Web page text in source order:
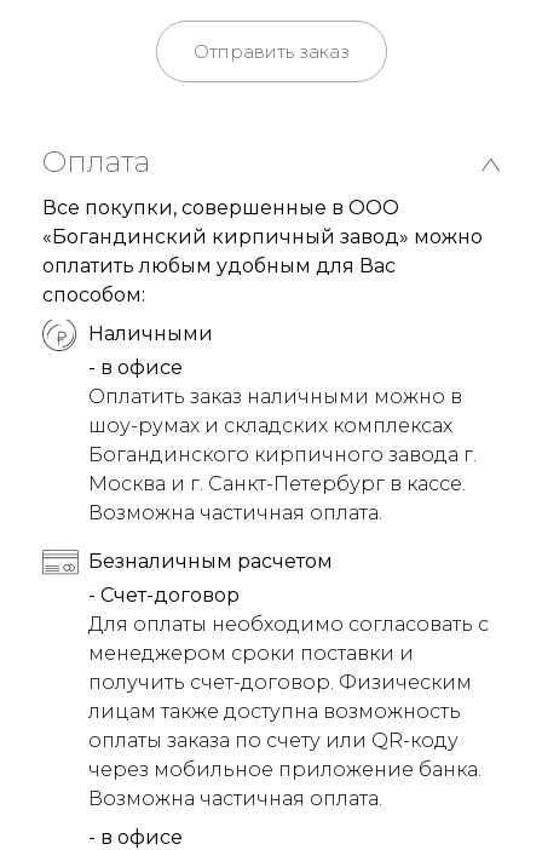
Отправить заказ
Оплата
Все покупки, совершенные в ООО
«Богандинский кирпичный завод» можно
оплатить любым удобным для Вас
способом:
Наличными
- в офисе
Оплатить заказ наличными можно в
шоу-румах и складских комплексах
Богандинского кирпичного завода г.
Москва и г. Санкт-Петербург в кассе.
Возможна частичная оплата.
Безналичным расчетом
- Счет-договор
Для оплаты необходимо согласовать с
менеджером сроки поставки и
получить счет-договор. Физическим
лицам также доступна возможность
оплаты заказа по счету или QR-коду
через мобильное приложение банка.
Возможна частичная оплата.
- в офисе